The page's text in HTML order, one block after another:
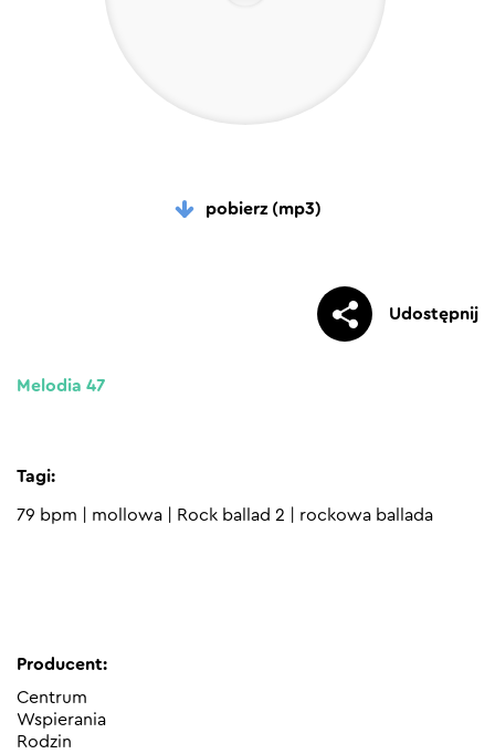
pobierz (mp3)
Udostępnij
Melodia 47
Tagi:
79 bpm mollowa Rock ballad 2 rockowa ballada
Producent:
Centrum
Wspierania
Rodzin